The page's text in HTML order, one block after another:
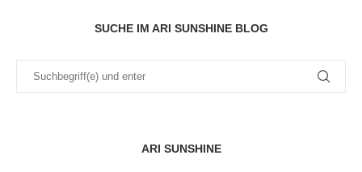
SUCHE IM ARI SUNSHINE BLOG
ARI SUNSHINE